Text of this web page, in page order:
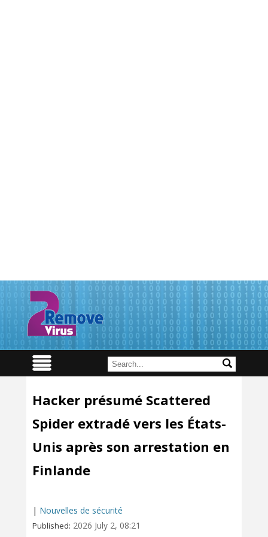
Hacker présumé Scattered
Spider extradé vers les États-
Unis après son arrestation en
Finlande
| Nouvelles de sécurité
Published: 2026 July 2, 08:21